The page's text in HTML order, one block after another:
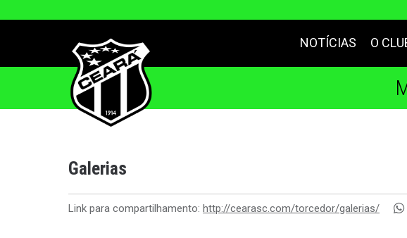
NOTÍCIAS O
Galerias
Link para compartilhamento: http://cearasc.com/torcedor/galerias/